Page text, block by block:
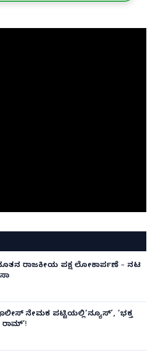
ರಾಜಕೀಯ ಪಕ್ಷ ಲೋಕಾರ್ಪಣೆ – ನಟ
ನೇಮಕ ಪಟ್ಟಿಯಲ್ಲಿ‘ನ್ಯೂಸ್’, ‘ಭಕ್ತ
ರಾಮ್’!